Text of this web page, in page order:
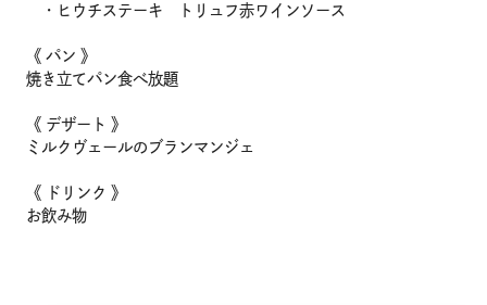
企業情報
店舗検索
・ヒウチステーキ トリュフ赤ワインソース
《 パン 》
焼き立てパン食べ放題
《 デザート 》
ミルクヴェールのブランマンジェ
《 ドリンク 》
お飲み物